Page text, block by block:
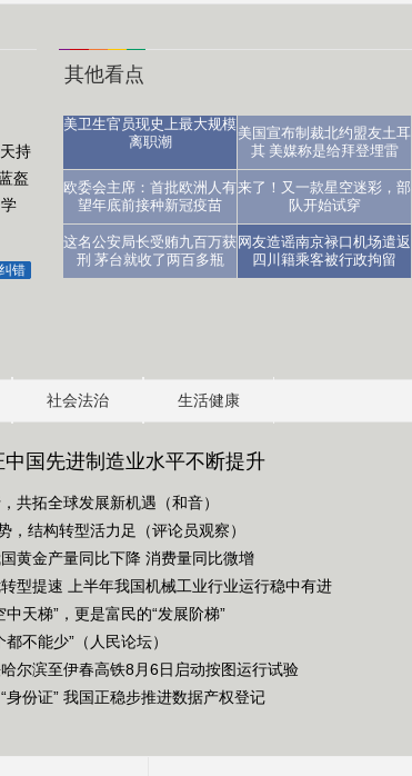
持
盔
错
其他看点
美卫生官员现史上最大规模
离职潮
医生：让人沮丧
美国宣布制裁北约盟友土耳
其 美媒称是给拜登埋雷
欧委会主席：首批欧洲人有
望年底前接种新冠疫苗
来了！又一款星空迷彩，部
队开始试穿
这名公安局长受贿九百万获
刑 茅台就收了两百多瓶
网友造谣南京禄口机场遣返
四川籍乘客被行政拘留
社会法治 生活健康
中国先进制造业水平不断提升
共拓全球发展新机遇（和音）
，结构转型活力足（评论员观察）
国黄金产量同比下降 消费量同比微增
型提速 上半年我国机械工业行业运行稳中有进
中天梯”，更是富民的“发展阶梯”
都不能少”（人民论坛）
尔滨至伊春高铁8月6日启动按图运行试验
身份证” 我国正稳步推进数据产权登记